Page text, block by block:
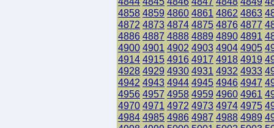
4858 4859 4860 4861 4862 4863
4872 4873 4874 4875 4876 4877
4886 4887 4888 4889 4890 4891
4900 4901 4902 4903 4904 4905
4914 4915 4916 4917 4918 4919
4928 4929 4930 4931 4932 4933
4942 4943 4944 4945 4946 4947
4956 4957 4958 4959 4960 4961
4970 4971 4972 4973 4974 4975
4984 4985 4986 4987 4988 4989